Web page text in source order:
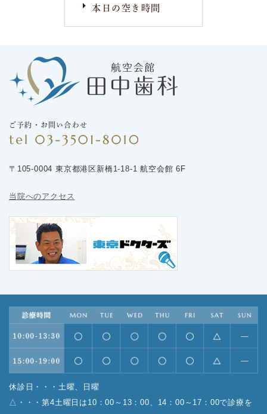
本日の空き時間
ご予約・お問い合わせ
〒105-0004 東京都港区新橋1-18-1 航空会館 6F
当院へのアクセス
休診日・・・土曜、日曜
△・・・第4土曜日は10：00～13：00、14：00～17：00で診療を